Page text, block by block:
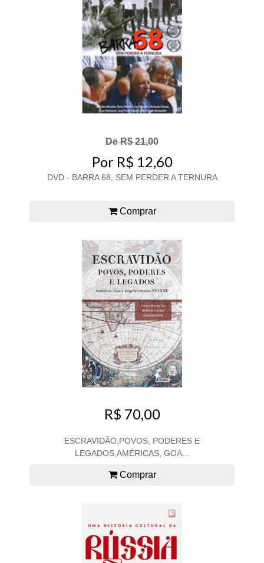
De R$ 21,00
Por R$ 12,60
DVD - BARRA 68, SEM PERDER A TERNURA
Comprar
R$ 70,00
ESCRAVIDÃO,POVOS, PODERES E
LEGADOS,AMÉRICAS, GOA...
Comprar